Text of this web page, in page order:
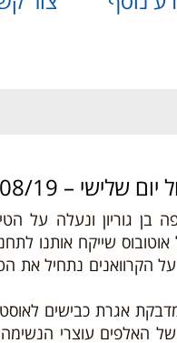
שלישי – 06/08/19
גוריון ונעלה על
שייקח אותנו
הקרוואנים נתחיל את
אגרת כבישים
האלפים עוצרי